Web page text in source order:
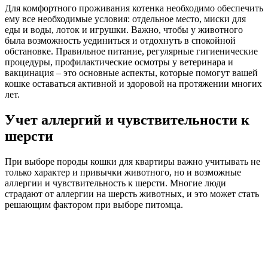
Для комфортного проживания котенка необходимо обеспечить
ему все необходимые условия: отдельное место, миски для
еды и воды, лоток и игрушки. Важно, чтобы у животного
была возможность уединиться и отдохнуть в спокойной
обстановке. Правильное питание, регулярные гигиенические
процедуры, профилактические осмотры у ветеринара и
вакцинация – это основные аспекты, которые помогут вашей
кошке оставаться активной и здоровой на протяжении многих
лет.
Учет аллергий и чувствительности к
шерсти
При выборе породы кошки для квартиры важно учитывать не
только характер и привычки животного, но и возможные
аллергии и чувствительность к шерсти. Многие люди
страдают от аллергии на шерсть животных, и это может стать
решающим фактором при выборе питомца.